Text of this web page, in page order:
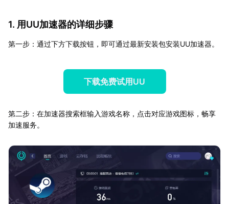
1. 用UU加速器的详细步骤
第一步：通过下方下载按钮，即可通过最新安装包安装UU加速器。
下载免费试用UU
第二步：在加速器搜索框输入游戏名称，点击对应游戏图标，畅享
加速服务。